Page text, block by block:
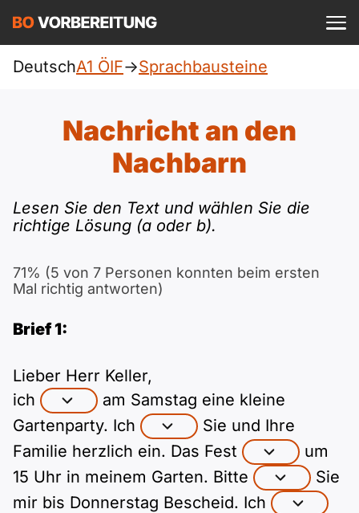
ÖIF
Allgemein
Beruf
Goethe
Pflege (telc)
Deutsch
Türkisch
Ukrainisch
Russisch
A1 Allgemein
A1 DTZ
A1 Goethe
A1 ÖIF
A2 Allgemein
A2 telc
A2 ÖIF
B1
B1 telc
B1 Goethe
B1 ÖIF
B2 telc
B2 Goethe
B2 Pflege (telc)
Mehr Tools
Online-Kurse
Einbürgerungstest
Einloggen ist kostenlos?
DeutschA1 ÖIF->Sprachbausteine
Nachricht an den
Nachbarn
Lesen Sie den Text und wählen Sie die
richtige Lösung (a oder b).
71% (5 von 7 Personen konnten beim ersten
Mal richtig antworten)
Brief 1:
Lieber Herr Keller,
ich
am Samstag eine kleine
Gartenparty. Ich
Sie und Ihre
Familie herzlich ein. Das Fest
um
15 Uhr in meinem Garten. Bitte
Sie
mir bis Donnerstag Bescheid. Ich